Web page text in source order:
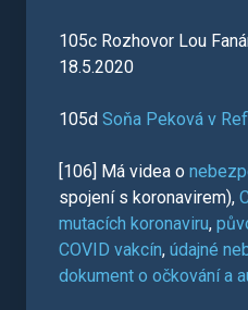
105c Rozhovor Lou
18.5.2020
105d Soňa Peková v
[106] Má videa o
spojení s koronavirem),
mutacích koronaviru,
COVID vakcín, údajné
dokument o očkování a